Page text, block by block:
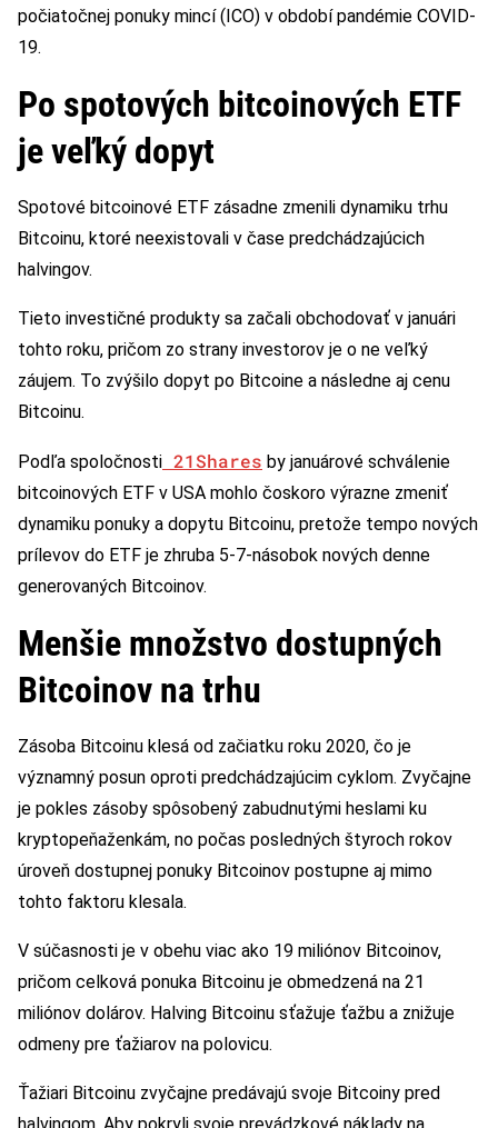
počiatočnej ponuky mincí (ICO) v období pandémie COVID-
19.
Po spotových bitcoinových ETF
je veľký dopyt
Spotové bitcoinové ETF zásadne zmenili dynamiku trhu
Bitcoinu, ktoré neexistovali v čase predchádzajúcich
halvingov.
Tieto investičné produkty sa začali obchodovať v januári
tohto roku, pričom zo strany investorov je o ne veľký
záujem. To zvýšilo dopyt po Bitcoine a následne aj cenu
Bitcoinu.
Podľa spoločnosti 21Shares by januárové schválenie
bitcoinových ETF v USA mohlo čoskoro výrazne zmeniť
dynamiku ponuky a dopytu Bitcoinu, pretože tempo nových
prílevov do ETF je zhruba 5-7-násobok nových denne
generovaných Bitcoinov.
Menšie množstvo dostupných
Bitcoinov na trhu
Zásoba Bitcoinu klesá od začiatku roku 2020, čo je
významný posun oproti predchádzajúcim cyklom. Zvyčajne
je pokles zásoby spôsobený zabudnutými heslami ku
kryptopeňaženkám, no počas posledných štyroch rokov
úroveň dostupnej ponuky Bitcoinov postupne aj mimo
tohto faktoru klesala.
V súčasnosti je v obehu viac ako 19 miliónov Bitcoinov,
pričom celková ponuka Bitcoinu je obmedzená na 21
miliónov dolárov. Halving Bitcoinu sťažuje ťažbu a znižuje
odmeny pre ťažiarov na polovicu.
Ťažiari Bitcoinu zvyčajne predávajú svoje Bitcoiny pred